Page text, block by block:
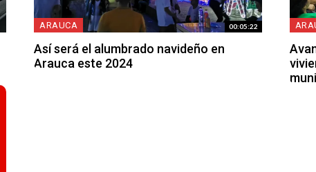
ARAUCA 00:05:22
Así será el alumbrado navideño en
Arauca este 2024